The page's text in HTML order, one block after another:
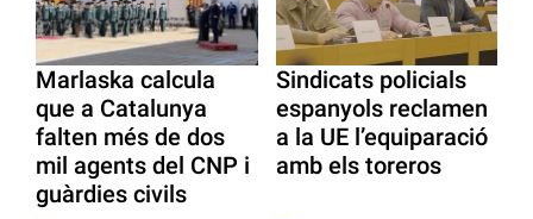
Marlaska calcula
que a Catalunya
falten més de dos
mil agents del CNP i
guàrdies civils
Sindicats policials
espanyols reclamen
a la UE l’equiparació
amb els toreros